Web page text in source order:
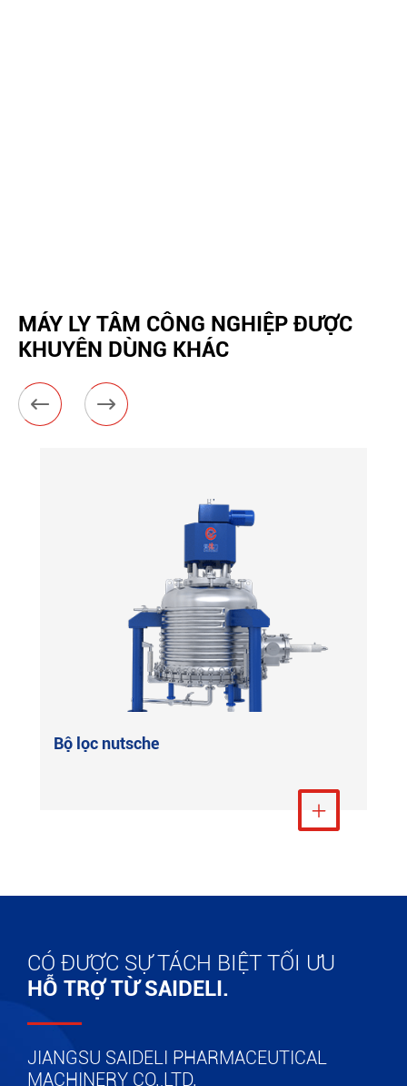
MÁY LY TÂM CÔNG NGHIỆP ĐƯỢC
KHUYÊN DÙNG KHÁC
 
Bộ lọc nutsche
Xem thêm

CÓ ĐƯỢC SỰ TÁCH BIỆT TỐI ƯU
HỖ TRỢ TỪ SAIDELI.
JIANGSU SAIDELI PHARMACEUTICAL
MACHINERY CO.,LTD.